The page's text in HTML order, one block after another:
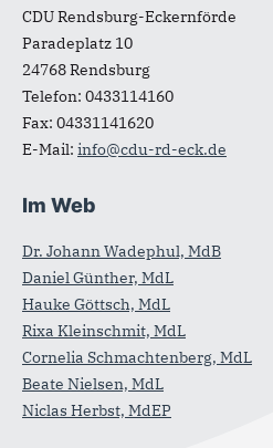
CDU Rendsburg-Eckernförde
Paradeplatz 10
24768Rendsburg
Telefon: 0433114160
Fax: 04331141620
E-Mail: info@cdu-rd-eck.de
Im Web
Dr. Johann Wadephul, MdB
Daniel Günther, MdL
Hauke Göttsch, MdL
Rixa Kleinschmit, MdL
Cornelia Schmachtenberg, MdL
Beate Nielsen, MdL
Niclas Herbst, MdEP